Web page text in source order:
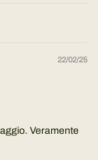
22/02/25
Veramente